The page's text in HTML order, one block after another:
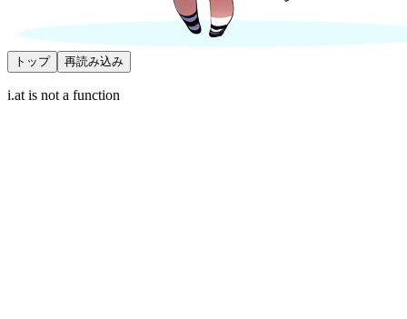
トップ 再読み込み
i.at is not a function